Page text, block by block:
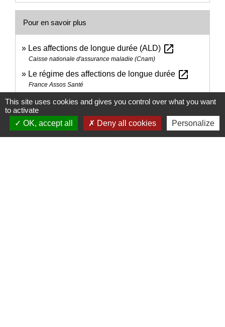
Pour en savoir plus
Les affections de longue durée (ALD) open_in_new
Caisse nationale d'assurance maladie (Cnam)
Le régime des affections de longue durée open_in_new
France Assos Santé
Signaler une erreur sur cette page
This site uses cookies and gives you control over what you want
to activate
OK, accept all
Deny all cookies Personalize